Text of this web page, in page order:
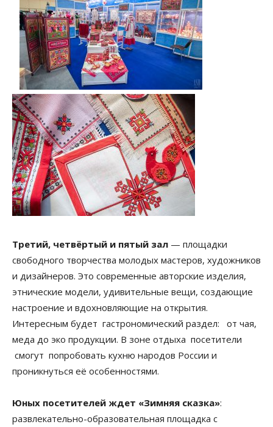
Третий, четвёртый и пятый зал — площадки
свободного творчества молодых мастеров, художников
и дизайнеров. Это современные авторские изделия,
этнические модели, удивительные вещи, создающие
настроение и вдохновляющие на открытия.
Интересным будет гастрономический раздел: от чая,
меда до эко продукции. В зоне отдыха посетители
смогут попробовать кухню народов России и
проникнуться её особенностями.
Юных посетителей ждет «Зимняя сказка»:
развлекательно-образовательная площадка с